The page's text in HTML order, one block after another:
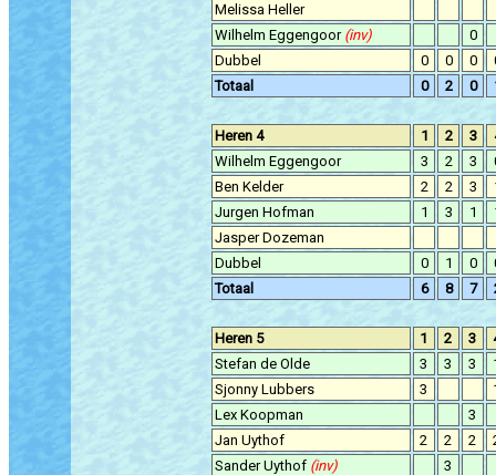
Melissa Heller
Wilhelm Eggengoor (inv)
0
Dubbel
0 0 0
Totaal
0 2 0
Heren 4 1 2 3
Wilhelm Eggengoor
3 2 3
Ben Kelder
2 2 3
Jurgen Hofman
1 3 1
Jasper Dozeman
Dubbel
0 1 0
Totaal
6 8 7
Heren 5 1 2 3
Stefan de Olde
3 3 3
Sjonny Lubbers
3
Lex Koopman
3
Jan Uythof
2 2 2
Sander Uythof (inv)
3